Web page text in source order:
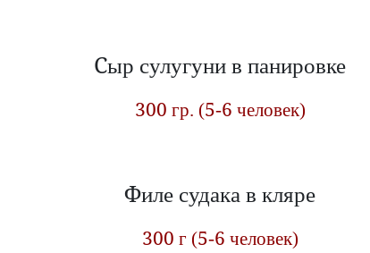
Сыр сулугуни в панировке
300 гр. (5-6 человек)
Филе судака в кляре
300 г (5-6 человек)